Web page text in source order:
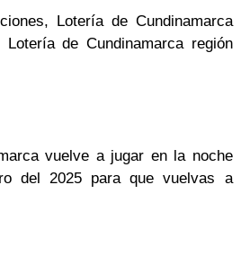
Lotería de Cundinamarca
de Cundinamarca región
vuelve a jugar en la noche
del 2025 para que vuelvas a